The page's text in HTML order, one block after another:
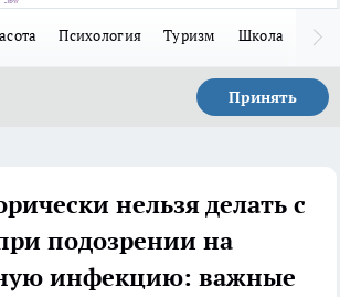
Психология Туризм Школа
Принять
нельзя делать с
подозрении на
инфекцию: важные